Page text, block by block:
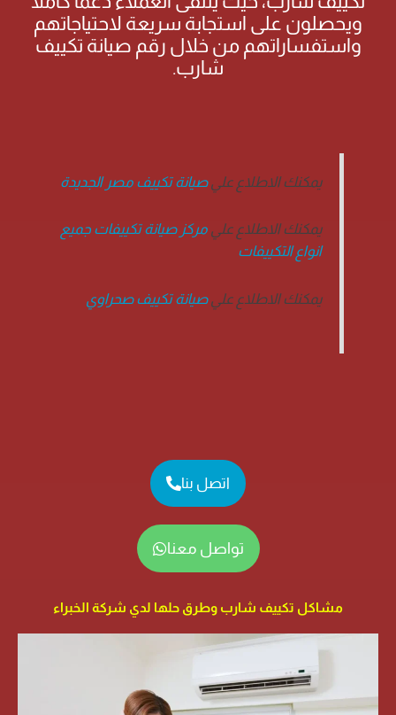
ويحصلون على استجابة سريعة لاحتياجاتهم
واستفساراتهم من خلال رقم صيانة تكييف
شارب.
يمكنك الاطلاع علي صيانة تكييف مصر الجديدة
يمكنك الاطلاع عليمركز صيانة تكييفات جميع
انواع التكييفات
يمكنك الاطلاع عليصيانة تكييف صحراوي
اتصل بنا
تواصل معنا
مشاكل تكييف شارب وطرق حلها لدي شركة الخبراء